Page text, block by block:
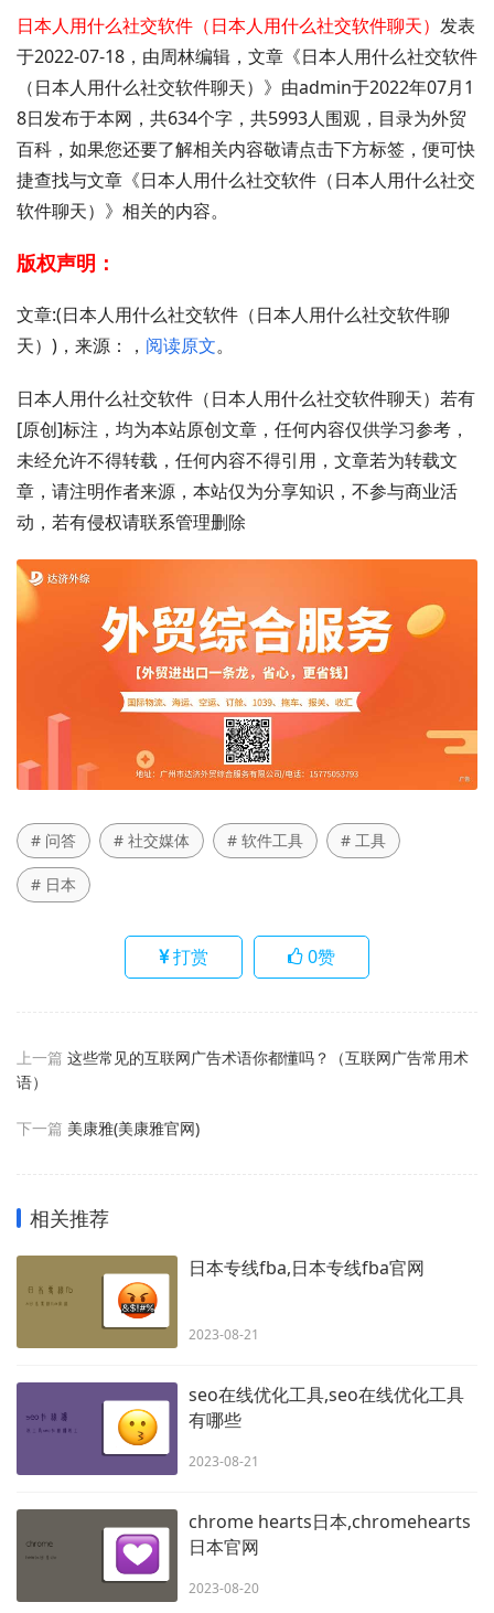
日本人用什么社交软件（日本人用什么社交软件聊天） 发表
于2022-07-18，由周林编辑，文章《日本人用什么社交软件
（日本人用什么社交软件聊天）》由admin于2022年07月1
8日发布于本网，共634个字，共5993人围观，目录为外贸
百科，如果您还要了解相关内容敬请点击下方标签，便可快
捷查找与文章《日本人用什么社交软件（日本人用什么社交
软件聊天）》相关的内容。
版权声明：
文章:(日本人用什么社交软件（日本人用什么社交软件聊
天）)，来源：， 阅读原文。
日本人用什么社交软件（日本人用什么社交软件聊天）若有
[原创]标注，均为本站原创文章，任何内容仅供学习参考，
未经允许不得转载，任何内容不得引用，文章若为转载文
章，请注明作者来源，本站仅为分享知识，不参与商业活
动，若有侵权请联系管理删除
# 问答 # 社交媒体 # 软件工具 # 工具
# 日本
打赏 0赞
上一篇 这些常见的互联网广告术语你都懂吗？（互联网广告常用术
语）
下一篇 美康雅(美康雅官网)
相关推荐
日本专线fba,日本专线fba官网
2023-08-21
seo在线优化工具,seo在线优化工具
有哪些
2023-08-21
chrome hearts日本,chromehearts
日本官网
2023-08-20